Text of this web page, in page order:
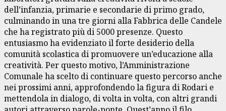
dell’infanzia, primarie e secondarie di primo grado,
culminando in una tre giorni alla Fabbrica delle Candele
che ha registrato più di 5000 presenze. Questo
entusiasmo ha evidenziato il forte desiderio della
comunità scolastica di promuovere un’educazione alla
creatività. Per questo motivo, l’Amministrazione
Comunale ha scelto di continuare questo percorso anche
nei prossimi anni, approfondendo la figura di Rodari e
mettendola in dialogo, di volta in volta, con altri grandi